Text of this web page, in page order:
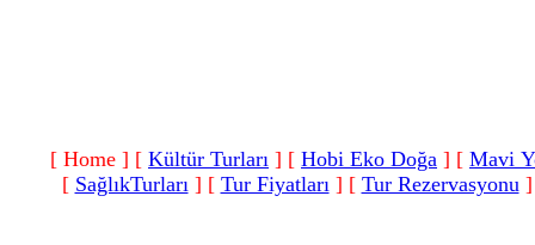
[ Home ] [ Kültür Turları ] [ Hobi Eko Doğa ] [ Mavi
[ SağlıkTurları] [ Tur Fiyatları] [ Tur Rezervasyonu]